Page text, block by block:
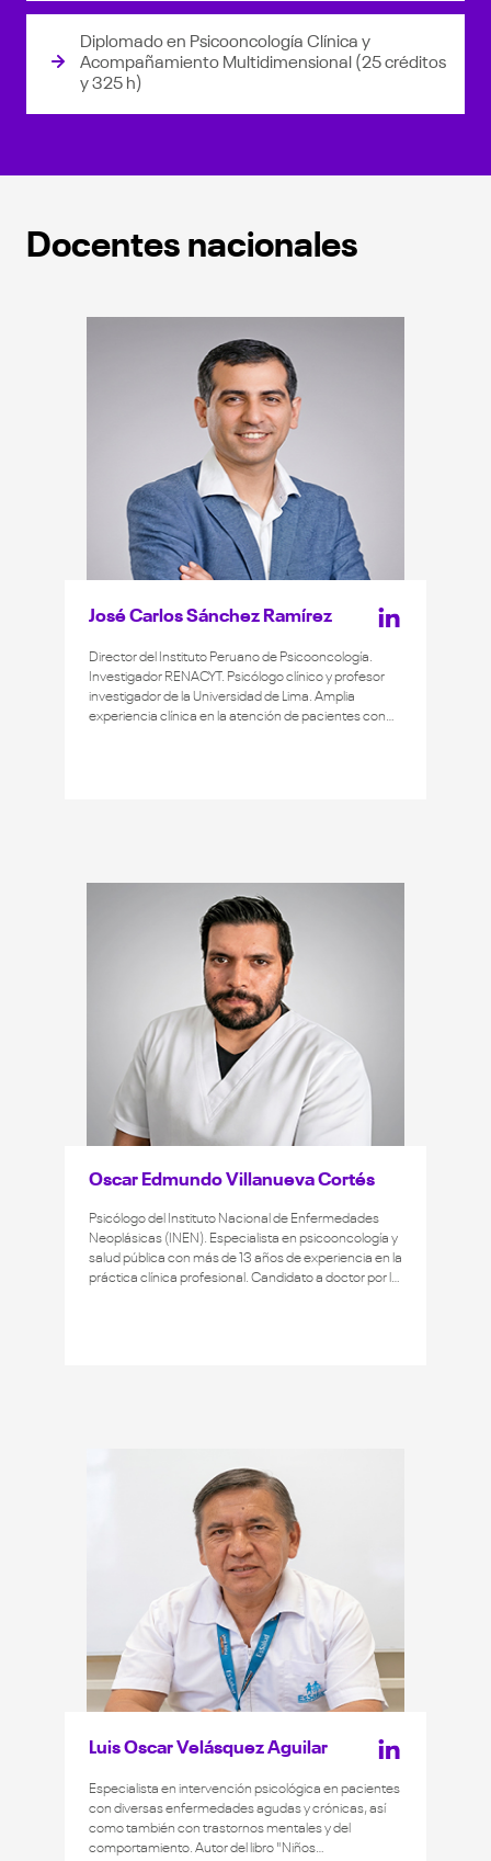
Diplomado en Psicooncología Clínica y
Acompañamiento Multidimensional (25 créditos
y 325 h)
Docentes nacionales
José Carlos Sánchez Ramírez
Director del Instituto Peruano de Psicooncología.
Investigador RENACYT. Psicólogo clínico y profesor
investigador de la Universidad de Lima. Amplia
experiencia clínica en la atención de pacientes con
enfocadas en el cuidado de la salud mental de
pacientes oncológicos. Candidato a doctor en
Psicología por la UPCH. Maestro en Ciencias con
mención en Psicooncología por la Universidad de
Valencia, España. Especialista en Psicología Clínica y
de la Salud por la UNMSM. Licenciado en Psicología
Oscar Edmundo Villanueva Cortés
Psicólogo del Instituto Nacional de Enfermedades
Neoplásicas (INEN). Especialista en psicooncología y
salud pública con más de 13 años de experiencia en la
práctica clínica profesional. Candidato a doctor por la
Luis Oscar Velásquez Aguilar
Especialista en intervención psicológica en pacientes
con diversas enfermedades agudas y crónicas, así
como también con trastornos mentales y del
comportamiento. Autor del libro "Niños